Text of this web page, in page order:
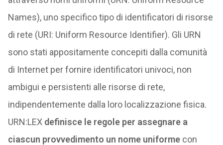
Names), uno specifico tipo di identificatori di risorse
di rete (URI: Uniform Resource Identifier). Gli URN
sono stati appositamente concepiti dalla comunità
di Internet per fornire identificatori univoci, non
ambigui e persistenti alle risorse di rete,
indipendentemente dalla loro localizzazione fisica.
URN:LEX definisce le regole per assegnare a
ciascun provvedimento un nome uniformecon